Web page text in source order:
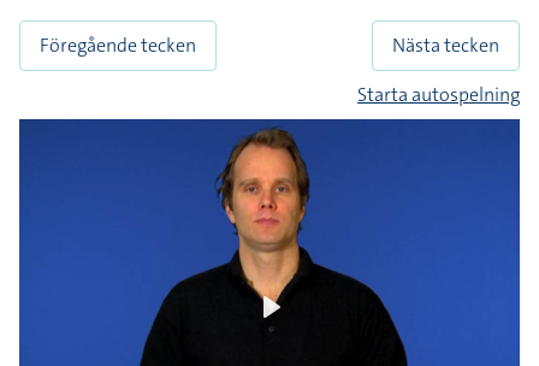
Föregående tecken
Nästa tecken
Starta autospelning
Play